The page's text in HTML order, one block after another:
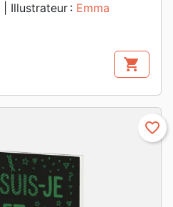
| Illustrateur : Emma
shopping_cart
favorite_border